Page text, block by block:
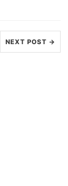
NEXT POST →